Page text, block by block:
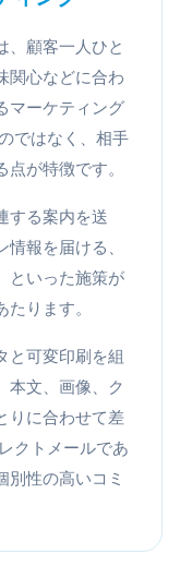
、顧客一人ひと
関心などに合わ
マーケティング
ではなく、相手
が特徴です。
する案内を送
報を届ける、
といった施策が
ります。
と可変印刷を組
本文、画像、ク
りに合わせて差
クトメールであ
別性の高いコミ